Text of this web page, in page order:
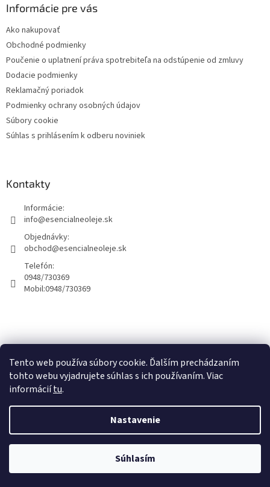
Tento web používa súbory cookie. Ďalším prechádzaním
tohto webu vyjadrujete súhlas s ich používaním. Viac
informáciítu.
Nastavenie
Súhlasím
Informácie pre vás
Ako nakupovať
Obchodné podmienky
Poučenie o uplatnení práva spotrebiteľa na odstúpenie od zmluvy
Dodacie podmienky
Reklamačný poriadok
Podmienky ochrany osobných údajov
Súbory cookie
Súhlas s prihlásením k odberu noviniek
Kontakty
Informácie:
info@esencialneoleje.sk
Objednávky:
obchod@esencialneoleje.sk
Telefón:
0948/730369
Mobil:0948/730369
Copyright 2026Esenciálne oleje - Dary zeme. Všetky práva
vyhradené.